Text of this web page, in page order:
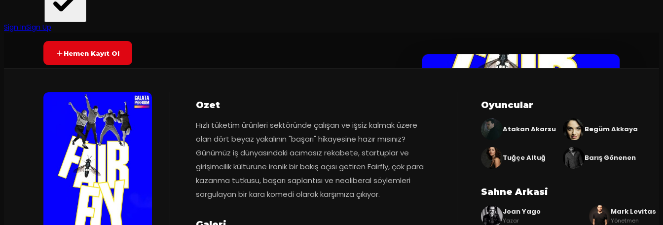
Sign InSign Up
Galata Perform
YAKINDA
Hemen Kayıt Ol
Ozet
Hızlı tüketim ürünleri sektöründe çalışan ve işsiz kalmak üzere
olan dört beyaz yakalının "başarı" hikayesine hazır mısınız?
Günümüz iş dünyasındaki acımasız rekabete, startuplar ve
girişimcilik kültürüne ironik bir bakış açısı getiren Fairfly, çok para
kazanma tutkusu, başarı saplantısı ve neoliberal söylemleri
sorgulayan bir kara komedi olarak karşımıza çıkıyor.
Oyuncular
Atakan Akarsu Begüm Akkaya
Tuğçe Altuğ Barış Gönenen
Sahne Arkasi
Joan Yago
Yazar
Mark Levitas
Yönetmen